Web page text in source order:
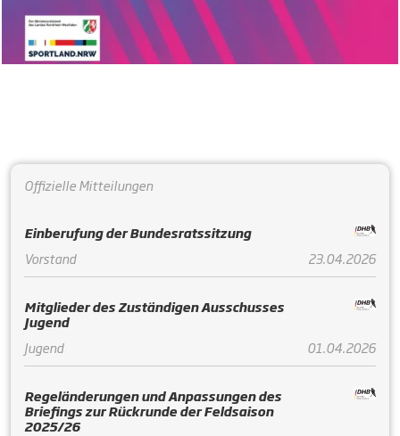
Offizielle Mitteilungen
Einberufung der Bundesratssitzung
Vorstand
23.04.2026
Mitglieder des Zuständigen Ausschusses
Jugend
Jugend
01.04.2026
Regeländerungen und Anpassungen des
Briefings zur Rückrunde der Feldsaison
2025/26